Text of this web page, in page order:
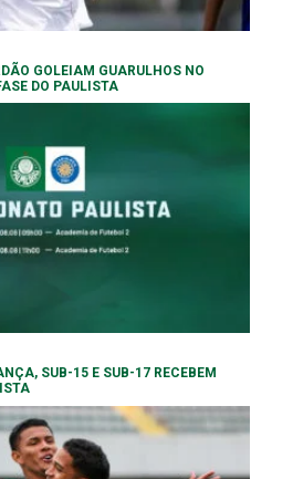
GOLEIAM GUARULHOS NO
DO PAULISTA
SUB-15 E SUB-17 RECEBEM